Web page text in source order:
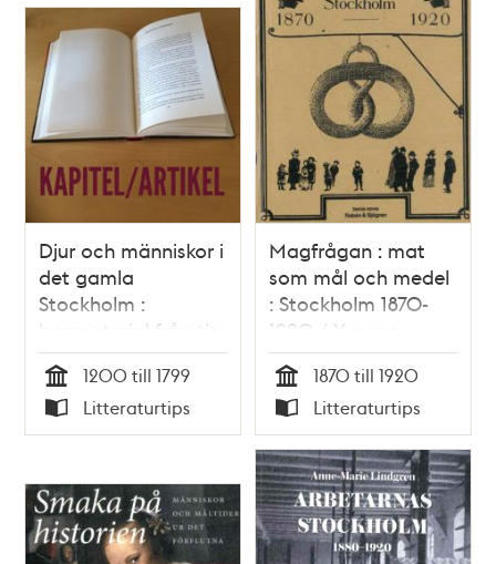
Djur och människor i
det gamla
Stockholm :
benmaterial från tio
års undersökningar
/ Johanna Karlsson
Tid
1200 till 1799
Typ
Litteraturtips
Magfrågan : mat
som mål och medel
: Stockholm 1870-
1920 / Yvonne
Hirdman
Tid
1870 till 1920
Typ
Litteraturtips